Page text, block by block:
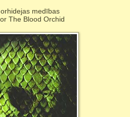
medības
The Blood Orchid